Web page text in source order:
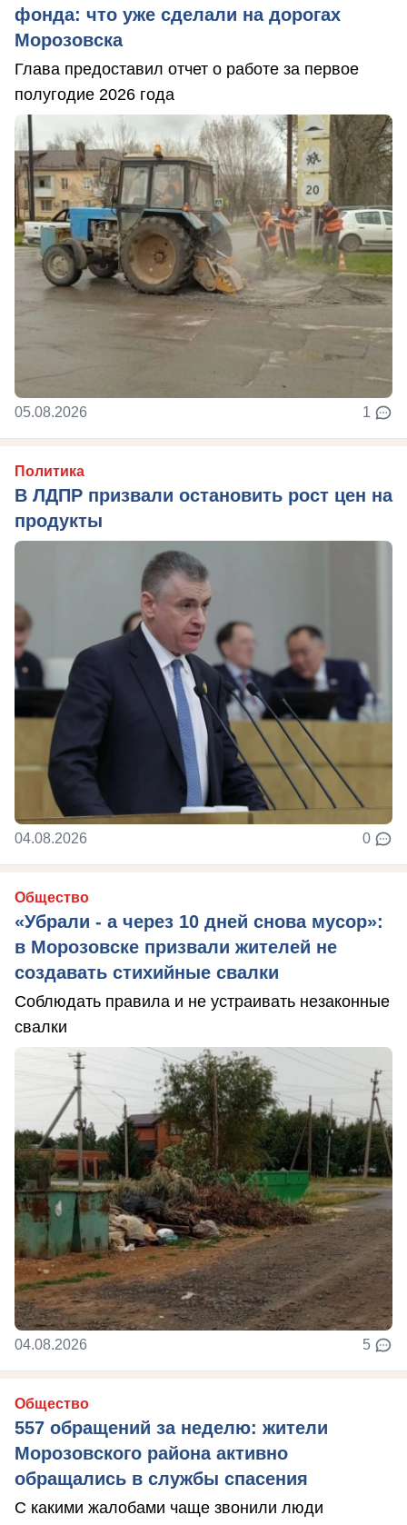
фонда: что уже сделали на дорогах
Морозовска
Глава предоставил отчет о работе за первое
полугодие 2026 года
05.08.2026 1
Политика
В ЛДПР призвали остановить рост цен на
продукты
04.08.2026 0
Общество
«Убрали - а через 10 дней снова мусор»:
в Морозовске призвали жителей не
создавать стихийные свалки
Соблюдать правила и не устраивать незаконные
свалки
04.08.2026 5
Общество
557 обращений за неделю: жители
Морозовского района активно
обращались в службы спасения
С какими жалобами чаще звонили люди